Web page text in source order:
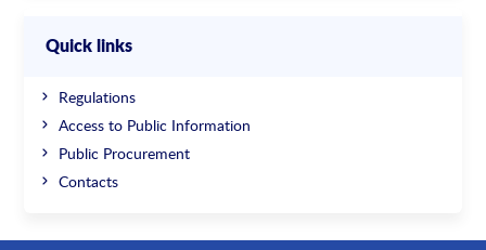
Quick links
Regulations
Access to Public Information
Public Procurement
Contacts